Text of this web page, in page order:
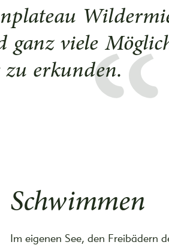
viele
erkunden.
Schwimmen
Im eigenen See, den Freibädern